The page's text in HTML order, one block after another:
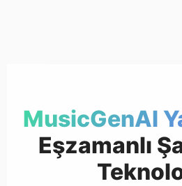
MusicGenAI
Eşzamanlı